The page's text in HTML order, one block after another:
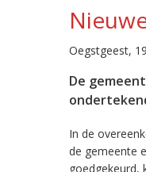
Oegstgeest,
De
In de
de gemeente
goedgekeurd,